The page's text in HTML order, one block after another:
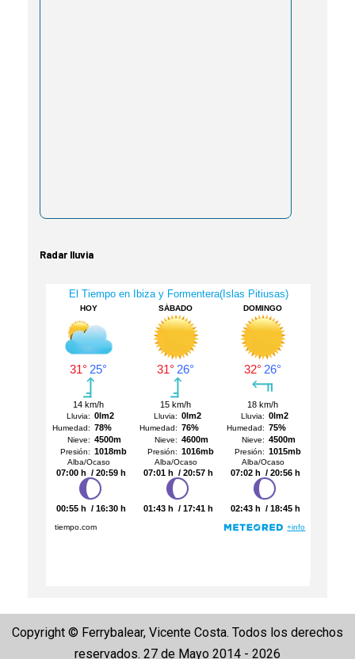
Radar lluvia
Copyright © Ferrybalear, Vicente Costa. Todos los derechos
reservados. 27 de Mayo 2014 - 2026